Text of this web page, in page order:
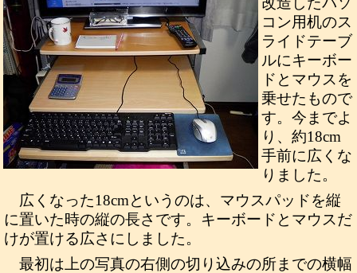
コン用机のス
ライドテーブ
ルにキーボー
ドとマウスを
乗せたもので
す。今までよ
り、約18cm
手前に広くな
りました。
広くなった18cmというのは、マウスパッドを縦
に置いた時の縦の長さです。キーボードとマウスだ
けが置ける広さにしました。
最初は上の写真の右側の切り込みの所までの横幅